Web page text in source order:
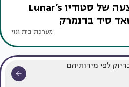
הצצה ראשונה להצעה של סטודיו Lunar’s
סיד בדנמרק
מערכת בית ונוי